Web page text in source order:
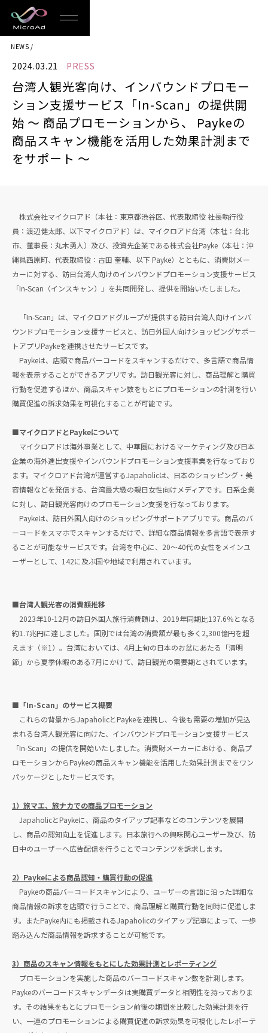
MicroAd
-
Redesigning
the
Future
Life
NEWS
2024.03.21 PRESS
台湾人観光客向け、インバウンドプロモー
ション支援サービス「In-Scan」の提供開
始 〜 商品プロモーションから、 Paykeの
商品スキャン機能を活用した効果計測まで
をサポート 〜
株式会社マイクロアド（本社：東京都渋谷区、代表取締役 社長執行役
員：渡辺健太郎、以下マイクロアド）は、マイクロアド台湾（本社：台北
市、董事長：丸木勇人）及び、投資先企業である株式会社Payke（本社：沖
縄県西原町、代表取締役：古田 奎輔、以下 Payke）とともに、消費財メー
カーに対する、訪日台湾人向けのインバウンドプロモーション支援サービス
「In-Scan（インスキャン）」を共同開発し、提供を開始いたしました。
「In-Scan」は、マイクロアドグループが提供する訪日台湾人向けインバ
ウンドプロモーション支援サービスと、訪日外国人向けショッピングサポー
トアプリPaykeを連携させたサービスです。
Paykeは、店頭で商品バーコードをスキャンするだけで、多言語で商品情
報を表示することができるアプリです。訪日観光客に対し、商品理解と購買
行動を促進するほか、商品スキャン数をもとにプロモーションの計測を行い
購買促進の訴求効果を可視化することが可能です。
■マイクロアドとPaykeについて
マイクロアドは海外事業として、中華圏におけるマーケティング及び日本
企業の海外進出支援やインバウンドプロモーション支援事業を行なっており
ます。マイクロアド台湾が運営するJapaholicは、日本のショッピング・美
容情報などを発信する、台湾最大級の親日女性向けメディアです。日系企業
に対し、訪日観光客向けのプロモーション支援を行なっております。
Paykeは、訪日外国人向けのショッピングサポートアプリです。商品のバ
ーコードをスマホでスキャンするだけで、詳細な商品情報を多言語で表示す
ることが可能なサービスです。台湾を中心に、20〜40代の女性をメインユ
ーザーとして、142に及ぶ国や地域で利用されています。
■台湾人観光客の消費額推移
2023年10-12月の訪日外国人旅行消費額は、2019年同期比137.6％となる
約1.7兆円に達しました。国別では台湾の消費額が最も多く2,300億円を超
えます（※1）。台湾においては、4月上旬の日本のお盆にあたる「清明
節」から夏季休暇のある7月にかけて、訪日観光の需要期とされています。
■「In-Scan」のサービス概要
これらの背景からJapaholicとPaykeを連携し、今後も需要の増加が見込
まれる台湾人観光客に向けた、インバウンドプロモーション支援サービス
「In-Scan」の提供を開始いたしました。消費財メーカーにおける、商品プ
ロモーションからPaykeの商品スキャン機能を活用した効果計測までをワン
パッケージとしたサービスです。
1）旅マエ、旅ナカでの商品プロモーション
JapaholicとPaykeに、商品のタイアップ記事などのコンテンツを展開
し、商品の認知向上を促進します。日本旅行への興味関心ユーザー及び、訪
日中のユーザーへ広告配信を行うことでコンテンツを訴求します。
2）Paykeによる商品認知・購買行動の促進
Paykeの商品バーコードスキャンにより、ユーザーの言語に沿った詳細な
商品情報の訴求を店頭で行うことで、商品理解と購買行動を同時に促進しま
す。またPayke内にも掲載されるJapaholicのタイアップ記事によって、一歩
踏み込んだ商品情報を訴求することが可能です。
3）商品のスキャン情報をもとにした効果計測とレポーティング
プロモーションを実施した商品のバーコードスキャン数を計測します。
Paykeのバーコードスキャンデータは実購買データと相関性を持っておりま
す。その結果をもとにプロモーション前後の期間を比較した効果計測を行
い、一連のプロモーションによる購買促進の訴求効果を可視化したレポーテ